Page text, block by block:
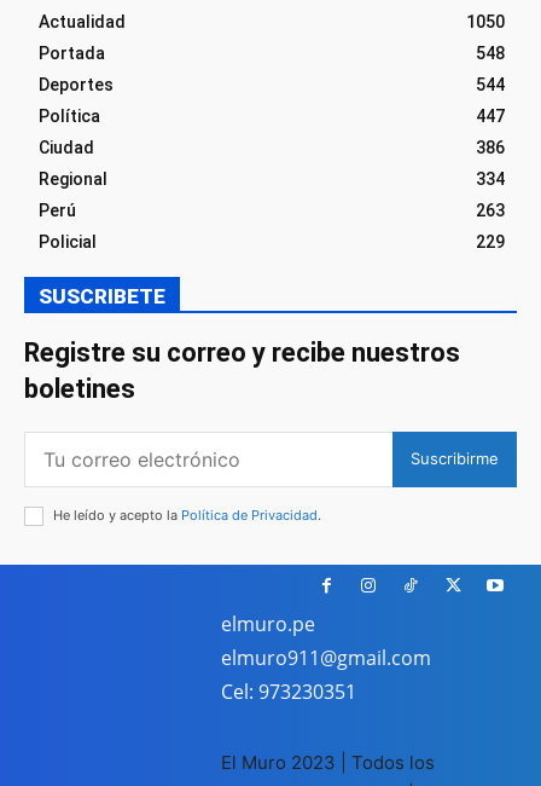
Actualidad
1050
Portada
548
Deportes
544
Política
447
Ciudad
386
Regional
334
Perú
263
Policial
229
SUSCRIBETE
Registre su correo y recibe nuestros
boletines
Suscribirme
He leído y acepto la Política de Privacidad.
elmuro.pe
elmuro911@gmail.com
Cel: 973230351
El Muro 2023 | Todos los